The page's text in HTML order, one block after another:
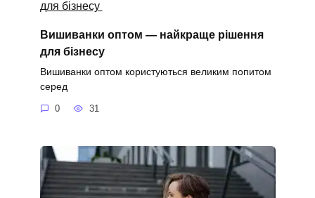
Вишиванки оптом — найкраще рішення
для бізнесу
Вишиванки оптом користуються великим попитом
серед
0 31